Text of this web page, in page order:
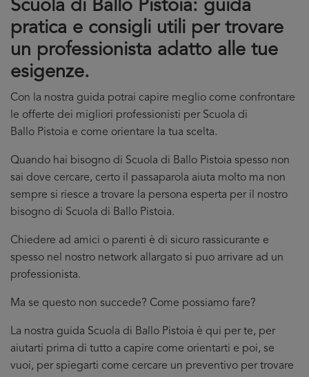
Scuola di Ballo Pistoia: guida
pratica e consigli utili per trovare
un professionista adatto alle tue
esigenze.
Con la nostra guida potrai capire meglio come confrontare
le offerte dei migliori professionisti per Scuola di
Ballo Pistoia e come orientare la tua scelta.
Quando hai bisogno di Scuola di Ballo Pistoia spesso non
sai dove cercare, certo il passaparola aiuta molto ma non
sempre si riesce a trovare la persona esperta per il nostro
bisogno di Scuola di Ballo Pistoia.
Chiedere ad amici o parenti è di sicuro rassicurante e
spesso nel nostro network allargato si puo arrivare ad un
professionista.
Ma se questo non succede? Come possiamo fare?
La nostra guida Scuola di Ballo Pistoia è qui per te, per
aiutarti prima di tutto a capire come orientarti e poi, se
vuoi, per spiegarti come cercare un preventivo per trovare